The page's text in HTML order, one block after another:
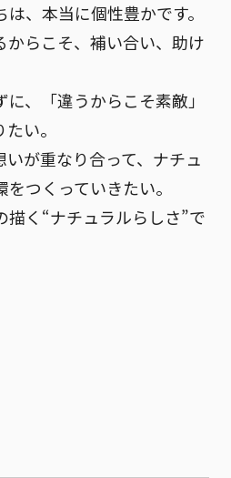
、本当に個性豊かです。
からこそ、補い合い、助け
に、「違うからこそ素敵」
い。
が重なり合って、 ナチュ
をつくっていきたい。
く“ナチュラルらしさ”で